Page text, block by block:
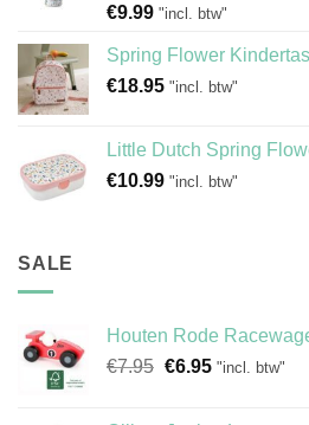
€9.99 "incl. btw"
Spring Flower
€18.95 "incl. btw"
Little Dutch Spring
€10.99 "incl. btw"
SALE
Houten Rode
€7.95 Oorspronkelijke
€6.95Huidige
"incl. btw"